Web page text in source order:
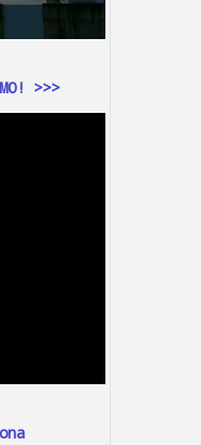
>>>